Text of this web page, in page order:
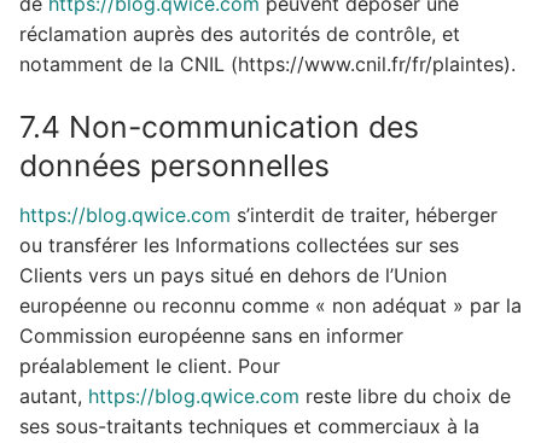
réclamation auprès des autorités de contrôle, et
notamment de la CNIL (https://www.cnil.fr/fr/plaintes).
7.4 Non-communication des
données personnelles
https://blog.qwice.com s’interdit de traiter, héberger
ou transférer les Informations collectées sur ses
Clients vers un pays situé en dehors de l’Union
européenne ou reconnu comme « non adéquat » par la
Commission européenne sans en informer
préalablement le client. Pour
autant, https://blog.qwice.com reste libre du choix de
ses sous-traitants techniques et commerciaux à la